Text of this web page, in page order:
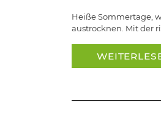
Heiße Sommertage,
austrocknen. Mit der